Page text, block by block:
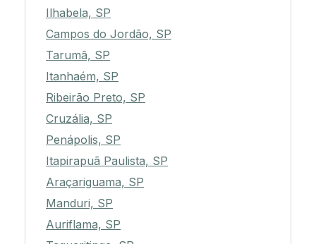
Ilhabela, SP
Campos do Jordão, SP
Tarumã, SP
Itanhaém, SP
Ribeirão Preto, SP
Cruzália, SP
Penápolis, SP
Itapirapuã Paulista, SP
Araçariguama, SP
Manduri, SP
Auriflama, SP